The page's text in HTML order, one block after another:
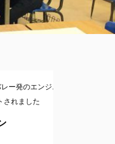
ー発のエンジニアコ
されました